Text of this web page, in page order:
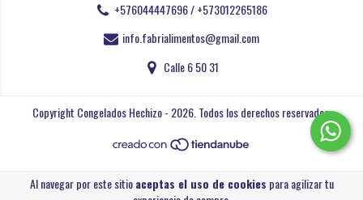
Al navegar por este sitioaceptas el uso de cookies para agilizar tu
+576044447696 / +573012265186
info.fabrialimentos@gmail.com
Calle 6 50 31
Copyright Congelados Hechizo - 2026. Todos los derechos reservados.